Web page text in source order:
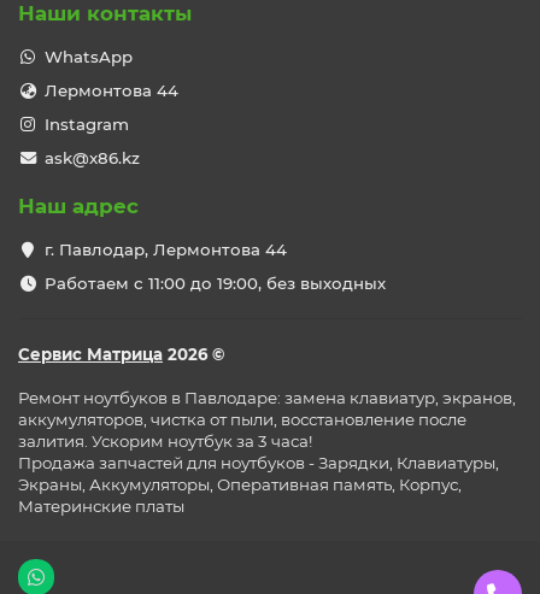
Наши контакты
WhatsApp
Лермонтова 44
Instagram
ask@x86.kz
Наш адрес
г. Павлодар, Лермонтова 44
Работаем с 11:00 до 19:00, без выходных
Сервис Матрица 2026 ©
Ремонт ноутбуков в Павлодаре: замена клавиатур, экранов,
аккумуляторов, чистка от пыли, восстановление после
залития. Ускорим ноутбук за 3 часа!
Продажа запчастей для ноутбуков - Зарядки, Клавиатуры,
Экраны, Аккумуляторы, Оперативная память, Корпус,
Материнские платы